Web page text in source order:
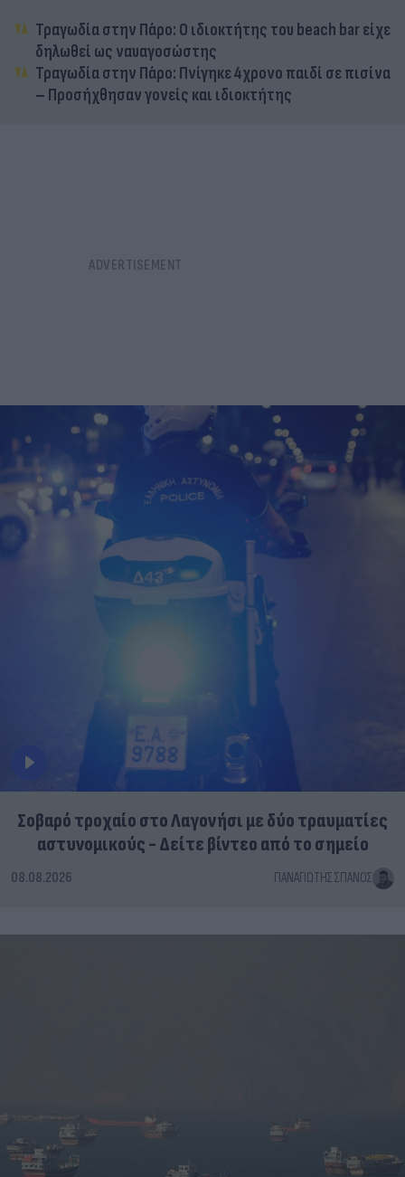
Τραγωδία στην Πάρο: Ο ιδιοκτήτης του beach bar είχε
δηλωθεί ως ναυαγοσώστης
Τραγωδία στην Πάρο: Πνίγηκε 4χρονο παιδί σε πισίνα
– Προσήχθησαν γονείς και ιδιοκτήτης
Σοβαρό τροχαίο στο Λαγονήσι με δύο τραυματίες
αστυνομικούς - Δείτε βίντεο από το σημείο
08.08.2026 ΠΑΝΑΓΙΏΤΗΣ ΣΠΑΝΌΣ